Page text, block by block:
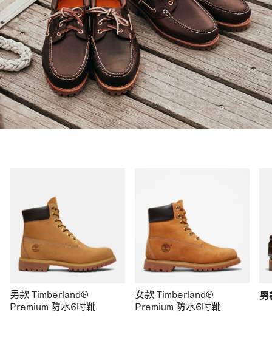
男款 Timberland®
Premium 防水6吋靴
女款 Timberland®
Premium 防水6吋靴
男